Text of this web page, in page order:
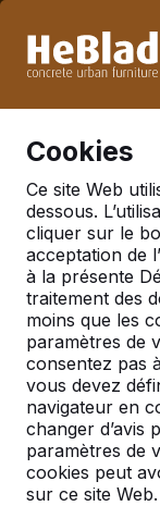
semaine 31 à la
Cookies
Ce site Web
dessous.
cliquer sur le
acceptation de
à la présente
traitement des
moins que les
paramètres de
consentez pas
vous devez
navigateur en
changer d’avis
paramètres de
cookies peut
sur ce site Web.
Ensembles